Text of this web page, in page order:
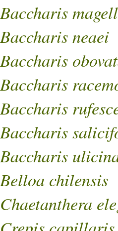
Baccharis
Baccharis neaei
Baccharis
Baccharis
Baccharis
Baccharis
Baccharis
Belloa chilensis
Chaetanthera